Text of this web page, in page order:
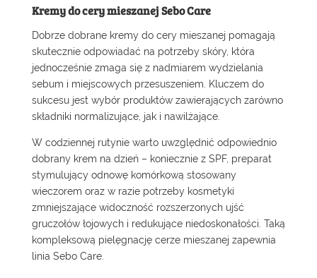
Kremy do cery mieszanej Sebo Care
Dobrze dobrane kremy do cery mieszanej pomagają
skutecznie odpowiadać na potrzeby skóry, która
jednocześnie zmaga się z nadmiarem wydzielania
sebum i miejscowych przesuszeniem. Kluczem do
sukcesu jest wybór produktów zawierających zarówno
składniki normalizujące, jak i nawilżające.
W codziennej rutynie warto uwzględnić odpowiednio
dobrany krem na dzień – koniecznie z SPF, preparat
stymulujący odnowę komórkową stosowany
wieczorem oraz w razie potrzeby kosmetyki
zmniejszające widoczność rozszerzonych ujść
gruczołów łojowych i redukujące niedoskonałości. Taką
kompleksową pielęgnację cerze mieszanej zapewnia
linia Sebo Care.